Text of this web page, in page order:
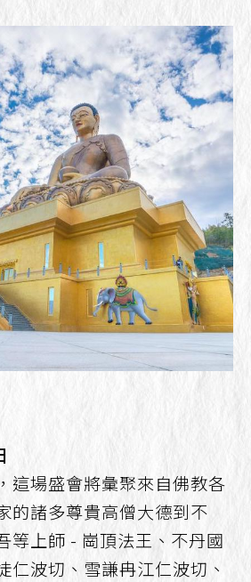
這場盛會將彙聚來自佛教各
的諸多尊貴高僧大德到不
等上師 - 崗頂法王、不丹國
仁波切、雪謙冉江仁波切、